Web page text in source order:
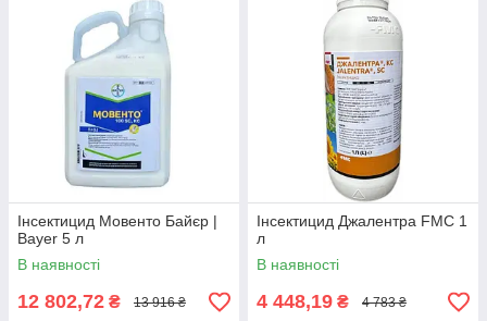
Інсектицид Мовенто Байєр |
Bayer 5 л
В наявності
12 802,72 ₴ 13 916 ₴
Інсектицид Джалентра FMC 1
л
В наявності
4 448,19 ₴ 4 783 ₴